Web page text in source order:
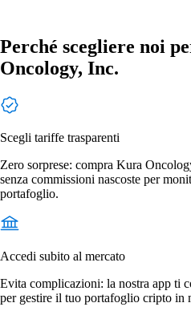
Perché scegliere noi
Oncology, Inc.
Scegli tariffe trasparenti
Zero sorprese: compra Kura
senza commissioni nascoste per
portafoglio.
Accedi subito al mercato
Evita complicazioni: la nostra app ti
per gestire il tuo portafoglio cripto in